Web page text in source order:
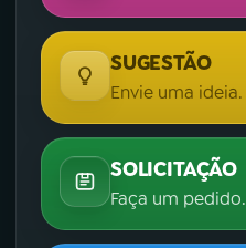
SUGESTÃO
Envie uma ideia.
SOLICITAÇÃO
Faça um pedido.